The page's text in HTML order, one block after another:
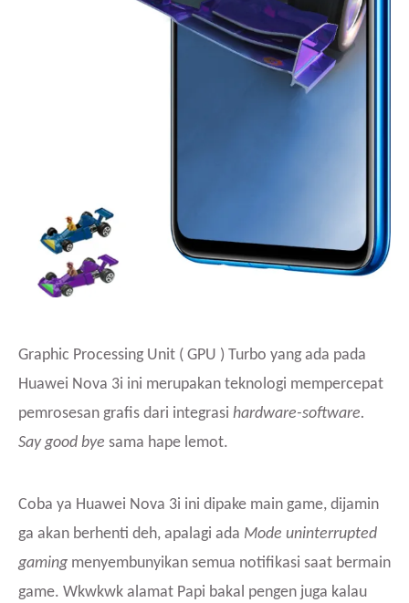
Graphic Processing Unit ( GPU ) Turbo yang ada pada
Huawei Nova 3i ini merupakan teknologi mempercepat
pemrosesan grafis dari integrasi hardware-software.
Say good bye sama hape lemot.
Coba ya Huawei Nova 3i ini dipake main game, dijamin
ga akan berhenti deh, apalagi ada Mode uninterrupted
gaming menyembunyikan semua notifikasi saat bermain
game. Wkwkwk alamat Papi bakal pengen juga kalau